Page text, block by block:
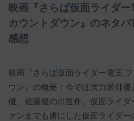
映画『さらば仮面ライダー
カウントダウン』のネタ
感想
映画『さらば仮面ライダー電王
ウン』の概要：今では実力派俳
優、佐藤健の出世作。仮面ライダ
ァンまでも虜にした仮面ライダ